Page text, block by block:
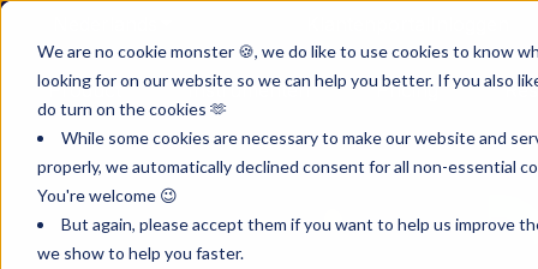
We are no cookie monster 🍪, we do like to use cookies to know
looking for on our website so we can help you better. If you also
do turn on the cookies 🫶
While some cookies are necessary to make our website and
properly, we automatically declined consent for all non-essential
You're welcome 😉
But again, please accept them if you want to help us improve
we show to help you faster.
Product
Submenu tonen voor Product
Instrumenten
Pricing